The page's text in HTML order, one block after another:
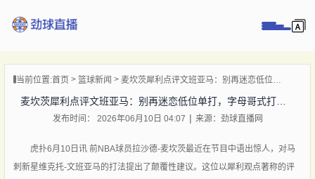
播
播
当前位置:首页 篮球新闻 麦坎茨犀利点评文班亚马：别再迷恋低位单打，字母哥式打法才是未来
麦坎茨犀利点评文班亚马：别再迷恋低位单打，字母哥式打法才是未来
发布时间： 2026年06月10日 04:07 来源：劲球直播网
虎扑6月10日讯 前NBA球员拉沙德-麦坎茨最近在节目中语出惊人，对马
刺新星维克托-文班亚马的打法提出了颠覆性建议。这位以犀利观点著称的评